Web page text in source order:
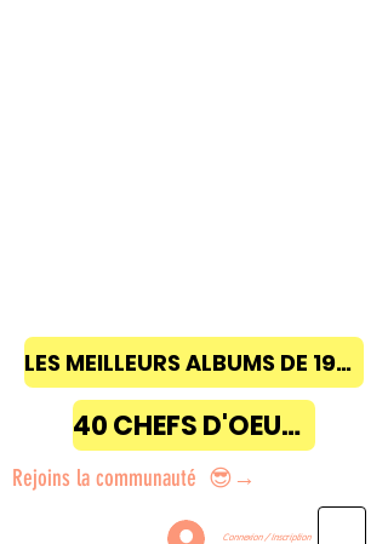
LES MEILLEURS ALBUMS DE 1968 à 2018
40 CHEFS D'OEUVRE
Rejoins la communauté 😎→
Connexion / Inscription